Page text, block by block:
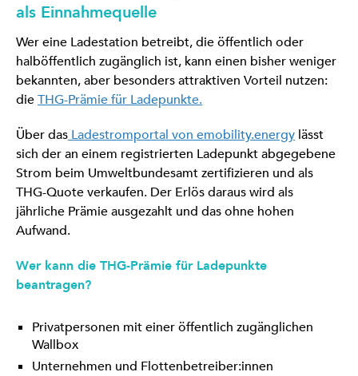
als Einnahmequelle
Wer eine Ladestation betreibt, die öffentlich oder
halböffentlich zugänglich ist, kann einen bisher weniger
bekannten, aber besonders attraktiven Vorteil nutzen:
dieTHG-Prämie für Ladepunkte.
Über das Ladestromportal von emobility.energy lässt
sich der an einem registrierten Ladepunkt abgegebene
Strom beim Umweltbundesamt zertifizieren und als
THG-Quote verkaufen. Der Erlös daraus wird als
jährliche Prämie ausgezahlt und das ohne hohen
Aufwand.
Wer kann die THG-Prämie für Ladepunkte
beantragen?
Privatpersonen mit einer öffentlich zugänglichen
Wallbox
Unternehmen und Flottenbetreiber:innen